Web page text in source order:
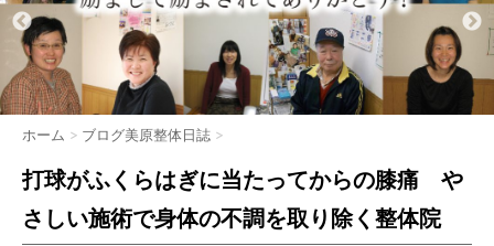
ホーム > ブログ美原整体日誌 >
打球がふくらはぎに当たってからの膝痛 や
さしい施術で身体の不調を取り除く整体院